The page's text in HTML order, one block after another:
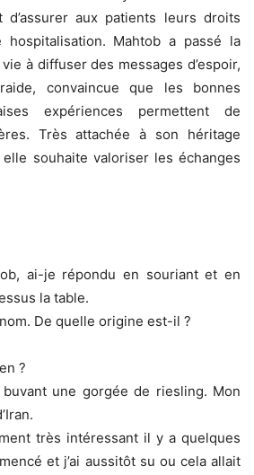
aux patients leurs droits
hospitalisation. Mahtob a passé la
à diffuser des messages d’espoir,
convaincue que les bonnes
expériences permettent de
Très attachée à son héritage
souhaite valoriser les échanges
ai-je répondu en souriant et en
la table.
De quelle origine est-il ?
?
une gorgée de riesling. Mon
très intéressant il y a quelques
et j’ai aussitôt su ou cela allait